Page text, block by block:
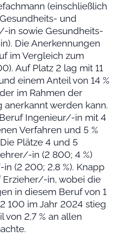
(einschließlich
und
in sowie Gesundheits-
Die Anerkennungen
im Vergleich zum
Auf Platz 2 lag mit 11
einem Anteil von 14 %
im Rahmen der
werden kann.
Ingenieur/-in mit 4
Verfahren und 5 %
Plätze 4 und 5
in (2 800; 4 %)
(2 200; 2,8 %). Knapp
in, wobei die
in diesem Beruf von 1
100 im Jahr 2024 stieg
von 2,7 % an allen